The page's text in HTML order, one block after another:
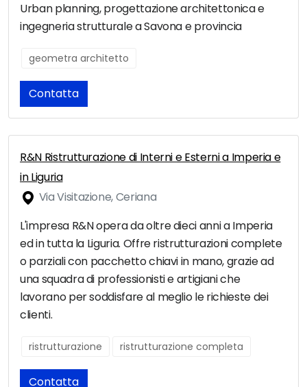
Urban planning, progettazione architettonica e
ingegneria strutturale a Savona e provincia
geometra architetto
Contatta
R&N Ristrutturazione di Interni e Esterni a Imperia e
in Liguria
Via Visitazione, Ceriana
L'impresa R&N opera da oltre dieci anni a Imperia
ed in tutta la Liguria. Offre ristrutturazioni complete
o parziali con pacchetto chiavi in mano, grazie ad
una squadra di professionisti e artigiani che
lavorano per soddisfare al meglio le richieste dei
clienti.
ristrutturazione ristrutturazione completa
Contatta